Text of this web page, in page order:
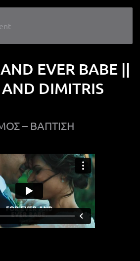
EVER BABE ||
DIMITRIS
– ΒΑΠΤΙΣΗ